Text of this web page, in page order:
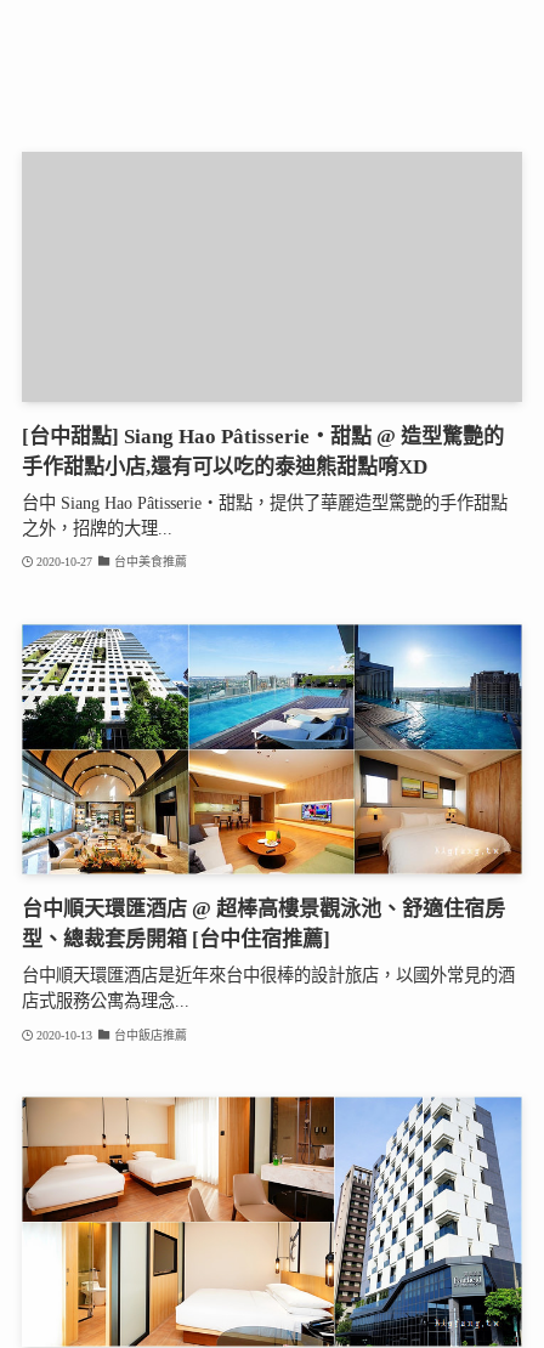
[台中甜點] Siang Hao Pâtisserie・甜點 @ 造型驚艷的
手作甜點小店,還有可以吃的泰迪熊甜點唷XD
台中 Siang Hao Pâtisserie・甜點，提供了華麗造型驚艷的手作甜點
之外，招牌的大理...
2020-10-27 台中美食推薦
台中順天環匯酒店 @ 超棒高樓景觀泳池、舒適住宿房
型、總裁套房開箱 [台中住宿推薦]
台中順天環匯酒店是近年來台中很棒的設計旅店，以國外常見的酒
店式服務公寓為理念...
2020-10-13 台中飯店推薦